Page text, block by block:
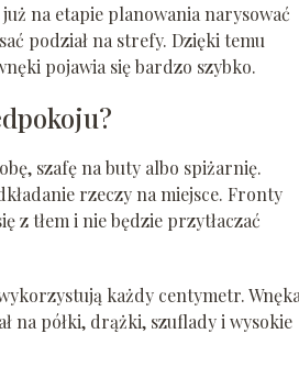
na etapie planowania narysować
podział na strefy. Dzięki temu
pojawia się bardzo szybko.
szafę na buty albo spiżarnię.
rzeczy na miejsce. Fronty
z tłem i nie będzie przytłaczać
każdy centymetr. Wnęka
na półki, drążki, szuflady i wysokie